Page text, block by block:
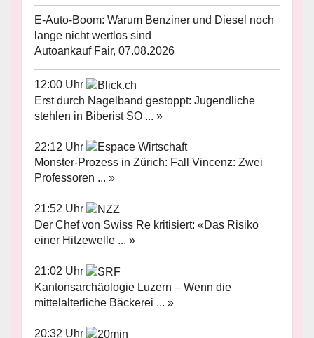
E-Auto-Boom: Warum Benziner und Diesel noch
lange nicht wertlos sind
Autoankauf Fair, 07.08.2026
12:00 Uhr
Erst durch Nagelband gestoppt: Jugendliche
stehlen in Biberist SO ... »
22:12 Uhr
Monster-Prozess in Zürich: Fall Vincenz: Zwei
Professoren ... »
21:52 Uhr
Der Chef von Swiss Re kritisiert: «Das Risiko
einer Hitzewelle ... »
21:02 Uhr
Kantonsarchäologie Luzern – Wenn die
mittelalterliche Bäckerei ... »
20:32 Uhr